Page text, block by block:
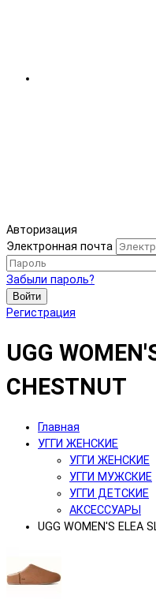
Авторизация
Электронная почта
Забыли пароль?
Войти
Регистрация
UGG
CHESTNUT
Главная
УГГИ ЖЕНСКИЕ
УГГИ ЖЕНСКИЕ
УГГИ МУЖСКИЕ
УГГИ ДЕТСКИЕ
АКСЕССУАРЫ
UGG WOMEN'S ELEA